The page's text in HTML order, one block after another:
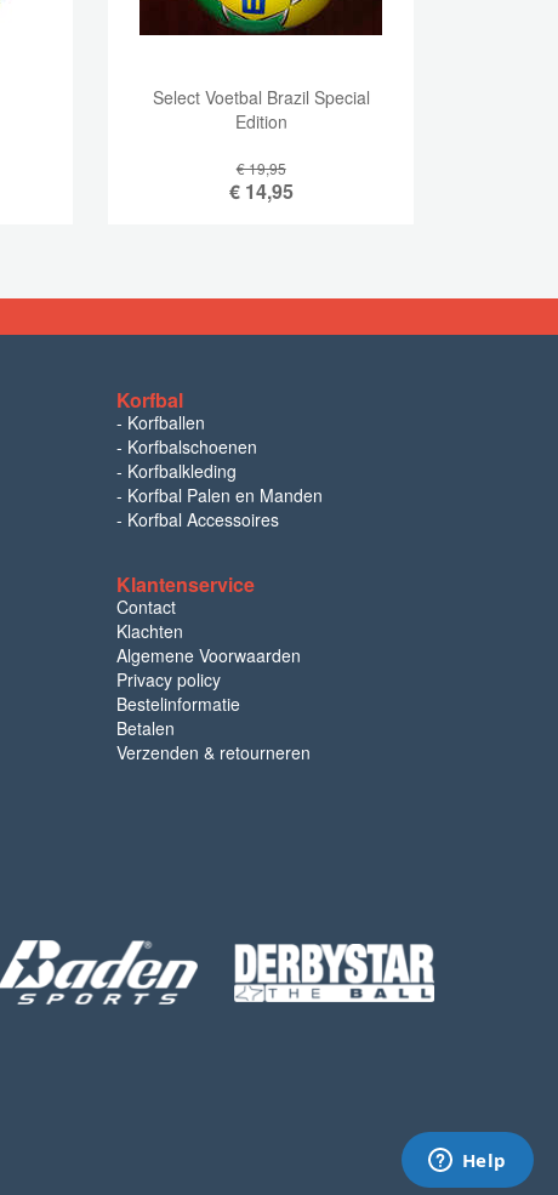
Select Voetbal Brazil Special
Edition
€ 19,95
€ 14,95
Korfbal
- Korfballen
- Korfbalschoenen
- Korfbalkleding
- Korfbal Palen en Manden
- Korfbal Accessoires
Klantenservice
Contact
Klachten
Algemene Voorwaarden
Privacy policy
Bestelinformatie
Betalen
Verzenden & retourneren